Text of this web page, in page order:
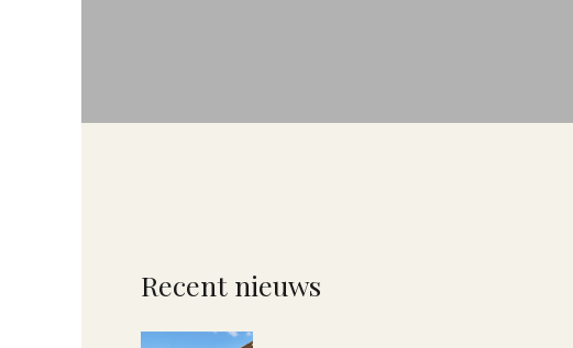
Recent nieuws